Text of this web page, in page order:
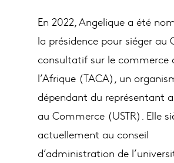
En 2022, Angelique a été
la présidence pour siéger au
consultatif sur le commerce
l’Afrique (TACA), un
dépendant du représentant
au Commerce (USTR). Elle
actuellement au conseil
d’administration de